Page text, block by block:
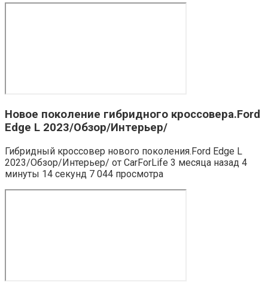
Новое поколение гибридного кроссовера.Ford
Edge L 2023/Обзор/Интерьер/
Гибридный кроссовер нового поколения.Ford Edge L
2023/Обзор/Интерьер/ от CarForLife 3 месяца назад 4
минуты 14 секунд 7 044 просмотра